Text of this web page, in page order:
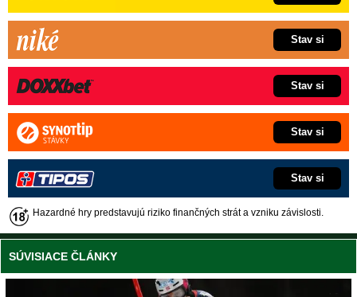
Stav si
Stav si
Stav si
Stav si
Hazardné hry predstavujú riziko finančných strát a vzniku závislosti.
SÚVISIACE ČLÁNKY